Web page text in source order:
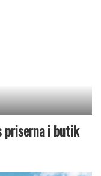
priserna i butik